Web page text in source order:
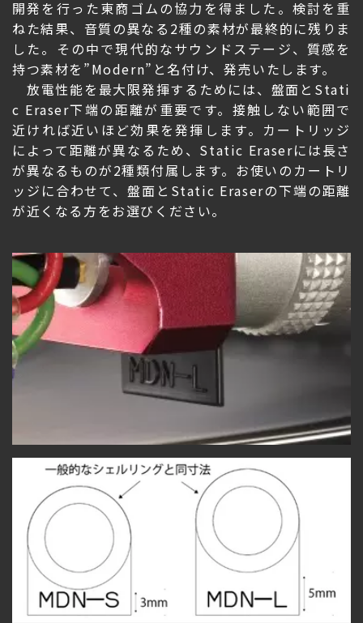
開発を行った東商ゴムの協力を得ました。検討を重
ねた結果、音質の異なる2種の素材が最終的に残りま
した。その中で現代的なサウンドステージ、質感を
持つ素材を”Modern”と名付け、発売いたします。
放電性能を最大限発揮するためには、盤面とStati
c Eraser下端の距離が重要です。接触しない範囲で
近ければ近いほど効果を発揮します。カートリッジ
によって距離が異なるため、Static Eraserには長さ
が異なるものが2種類付属します。お使いのカートリ
ッジに合わせて、盤面とStatic Eraserの下端の距離
が近くなる方をお選びください。